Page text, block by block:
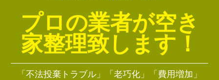
プロの業者が空き
家整理致します！
「不法投棄トラブル」「老巧化」「費用増加」